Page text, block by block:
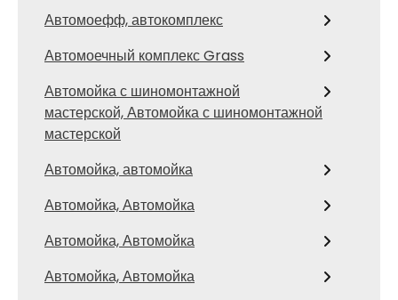
Автомоефф, автокомплекс
Автомоечный комплекс Grass
Автомойка с шиномонтажной
мастерской, Автомойка с шиномонтажной
мастерской
Автомойка, автомойка
Автомойка, Автомойка
Автомойка, Автомойка
Автомойка, Автомойка